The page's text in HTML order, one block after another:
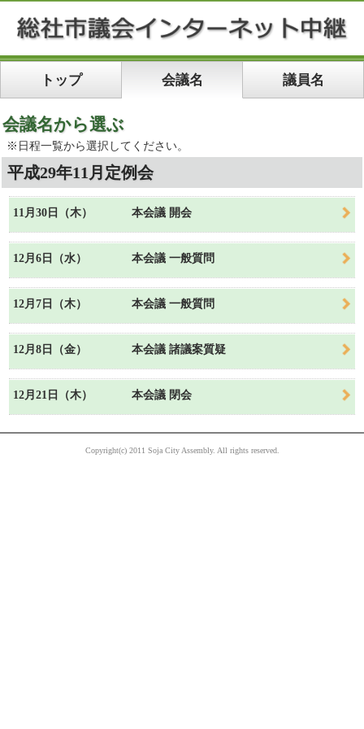
トップ 会議名 議員名
会議名から選ぶ
※日程一覧から選択してください。
平成29年11月定例会
11月30日（木） 本会議 開会
12月6日（水） 本会議 一般質問
12月7日（木） 本会議 一般質問
12月8日（金） 本会議 諸議案質疑
12月21日（木） 本会議 閉会
Copyright(c) 2011 Soja City Assembly. All rights reserved.